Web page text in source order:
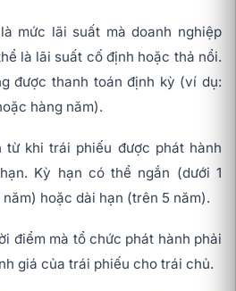
là mức lãi suất mà doanh nghiệp
là lãi suất cố định hoặc thả nổi.
được thanh toán định kỳ (ví dụ:
hàng năm).
từ khi trái phiếu được phát hành
Kỳ hạn có thể ngắn (dưới 1
hoặc dài hạn (trên 5 năm).
điểm mà tổ chức phát hành phải
giá của trái phiếu cho trái chủ.